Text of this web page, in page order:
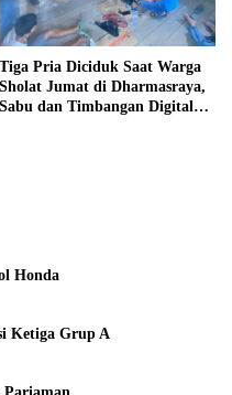
Tiga Pria Diciduk Saat Warga
Sholat Jumat di Dharmasraya,
Sabu dan Timbangan Digital
Honda
Ketiga Grup A